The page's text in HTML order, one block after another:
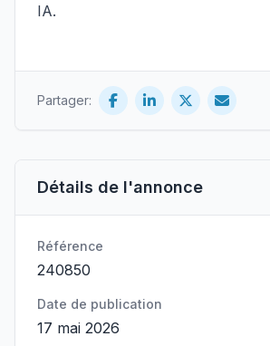
Détails de l'annonce
Référence
240850
Date de publication
17 mai 2026
IA.
Partager: